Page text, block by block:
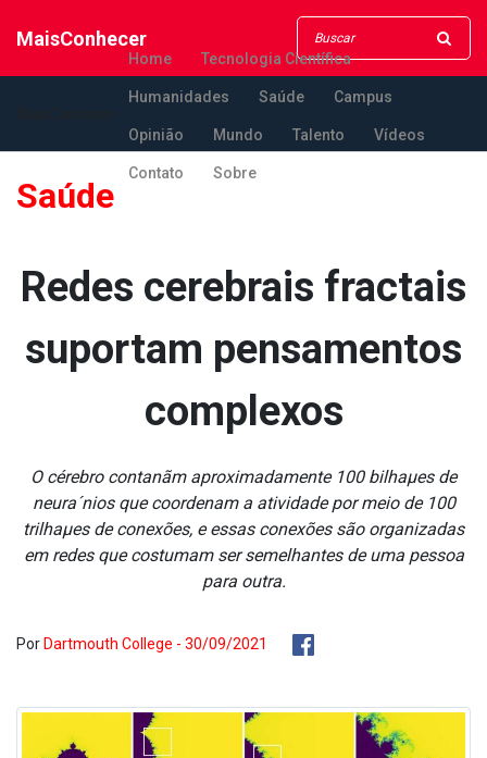
MaisConhecer
Home Tecnologia Científica
Humanidades Saúde Campus
Opinião Mundo Talento Vídeos
Contato Sobre
Saúde
Redes cerebrais fractais
suportam pensamentos
complexos
O cérebro contanãm aproximadamente 100 bilhaµes de
neura´nios que coordenam a atividade por meio de 100
trilhaµes de conexões, e essas conexões são organizadas
em redes que costumam ser semelhantes de uma pessoa
para outra.
Por Dartmouth College - 30/09/2021